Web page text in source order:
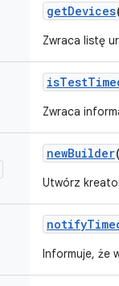
getDevices
Zwraca listę
isTest
Zwraca
newBuilder
Utwórz
notify
Informuje, że